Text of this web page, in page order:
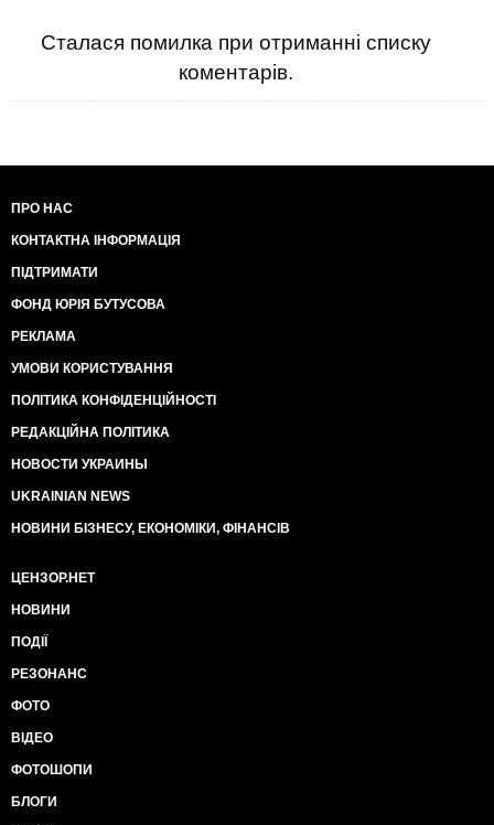
Сталася помилка при отриманні списку
коментарів.
ПРО НАС
КОНТАКТНА ІНФОРМАЦІЯ
ПІДТРИМАТИ
ФОНД ЮРІЯ БУТУСОВА
РЕКЛАМА
УМОВИ КОРИСТУВАННЯ
ПОЛІТИКА КОНФІДЕНЦІЙНОСТІ
РЕДАКЦІЙНА ПОЛІТИКА
НОВОСТИ УКРАИНЫ
UKRAINIAN NEWS
НОВИНИ БІЗНЕСУ, ЕКОНОМІКИ, ФІНАНСІВ
ЦЕНЗОР.НЕТ
НОВИНИ
ПОДІЇ
РЕЗОНАНС
ФОТО
ВІДЕО
ФОТОШОПИ
БЛОГИ